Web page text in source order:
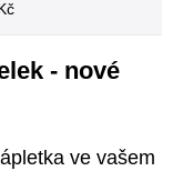
- nové
ve vašem